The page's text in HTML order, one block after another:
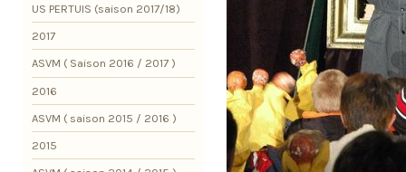
US PERTUIS (saison 2017/18)
2017
ASVM ( Saison 2016 / 2017 )
2016
ASVM ( saison 2015 / 2016 )
2015